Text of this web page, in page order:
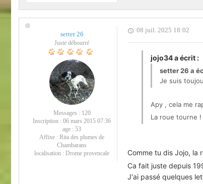
setter 26
Juste débourré
Messages : 120
Inscription : 06 mars 2015 07:36
age : 53
Affixe : Rita des plumes de
Chambarans
localisation : Drome provencale
08 juil. 2025 18:02
jojo34 a écrit :
setter 26 a
Je suis
Apy , cela me
La roue tourne !
Comme tu dis Jojo, la
Ca fait juste depuis
J'ai passé quelques